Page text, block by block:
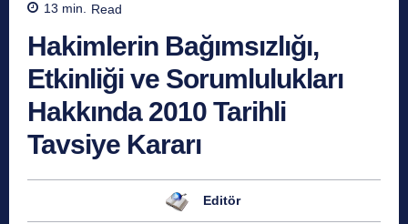
13 min. Read
Hakimlerin Bağımsızlığı,
Etkinliği ve Sorumlulukları
Hakkında 2010 Tarihli
Tavsiye Kararı
Editör